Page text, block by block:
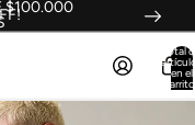
$100.000
Total
en el
0